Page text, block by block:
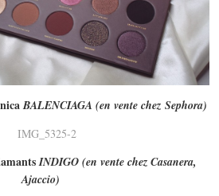
BALENCIAGA (en vente chez Sephora)
INDIGO (en vente chez Casanera,
Ajaccio)